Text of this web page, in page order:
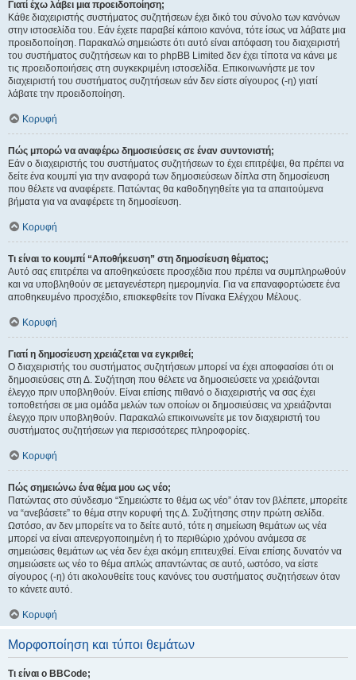
Γιατί έχω λάβει μια προειδοποίηση;
Κάθε διαχειριστής συστήματος συζητήσεων έχει δικό του σύνολο των κανόνων
στην ιστοσελίδα του. Εάν έχετε παραβεί κάποιο κανόνα, τότε ίσως να λάβατε μια
προειδοποίηση. Παρακαλώ σημειώστε ότι αυτό είναι απόφαση του διαχειριστή
του συστήματος συζητήσεων και το phpBB Limited δεν έχει τίποτα να κάνει με
τις προειδοποιήσεις στη συγκεκριμένη ιστοσελίδα. Επικοινωνήστε με τον
διαχειριστή του συστήματος συζητήσεων εάν δεν είστε σίγουρος (-η) γιατί
λάβατε την προειδοποίηση.
Κορυφή
Πώς μπορώ να αναφέρω δημοσιεύσεις σε έναν συντονιστή;
Εάν ο διαχειριστής του συστήματος συζητήσεων το έχει επιτρέψει, θα πρέπει να
δείτε ένα κουμπί για την αναφορά των δημοσιεύσεων δίπλα στη δημοσίευση
που θέλετε να αναφέρετε. Πατώντας θα καθοδηγηθείτε για τα απαιτούμενα
βήματα για να αναφέρετε τη δημοσίευση.
Κορυφή
Τι είναι το κουμπί “Αποθήκευση” στη δημοσίευση θέματος;
Αυτό σας επιτρέπει να αποθηκεύσετε προσχέδια που πρέπει να συμπληρωθούν
και να υποβληθούν σε μεταγενέστερη ημερομηνία. Για να επαναφορτώσετε ένα
αποθηκευμένο προσχέδιο, επισκεφθείτε τον Πίνακα Ελέγχου Μέλους.
Κορυφή
Γιατί η δημοσίευση χρειάζεται να εγκριθεί;
Ο διαχειριστής του συστήματος συζητήσεων μπορεί να έχει αποφασίσει ότι οι
δημοσιεύσεις στη Δ. Συζήτηση που θέλετε να δημοσιεύσετε να χρειάζονται
έλεγχο πριν υποβληθούν. Είναι επίσης πιθανό ο διαχειριστής να σας έχει
τοποθετήσει σε μια ομάδα μελών των οποίων οι δημοσιεύσεις να χρειάζονται
έλεγχο πριν υποβληθούν. Παρακαλώ επικοινωνείτε με τον διαχειριστή του
συστήματος συζητήσεων για περισσότερες πληροφορίες.
Κορυφή
Πώς σημειώνω ένα θέμα μου ως νέο;
Πατώντας στο σύνδεσμο “Σημειώστε το θέμα ως νέο” όταν τον βλέπετε, μπορείτε
να “ανεβάσετε” το θέμα στην κορυφή της Δ. Συζήτησης στην πρώτη σελίδα.
Ωστόσο, αν δεν μπορείτε να το δείτε αυτό, τότε η σημείωση θεμάτων ως νέα
μπορεί να είναι απενεργοποιημένη ή το περιθώριο χρόνου ανάμεσα σε
σημειώσεις θεμάτων ως νέα δεν έχει ακόμη επιτευχθεί. Είναι επίσης δυνατόν να
σημειώσετε ως νέο το θέμα απλώς απαντώντας σε αυτό, ωστόσο, να είστε
σίγουρος (-η) ότι ακολουθείτε τους κανόνες του συστήματος συζητήσεων όταν
το κάνετε αυτό.
Κορυφή
Μορφοποίηση και τύποι θεμάτων
Τι είναι ο BBCode;